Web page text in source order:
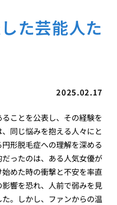
た芸能人た
2025.02.17
ことを公表し、その経験を
同じ悩みを抱える人々にと
形脱毛症への理解を深める
ったのは、ある人気女優が
めた時の衝撃と不安を率直
響を恐れ、人前で弱みを見
。しかし、ファンからの温